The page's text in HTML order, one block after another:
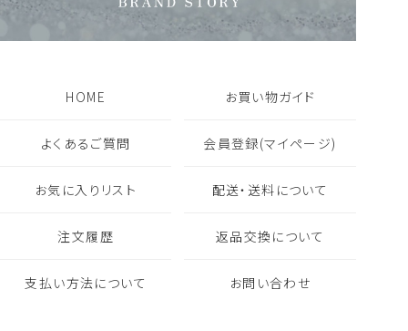
HOME お買い物ガイド
よくあるご質問 会員登録(マイページ)
お気に入りリスト 配送・送料について
注文履歴 返品交換について
支払い方法について お問い合わせ